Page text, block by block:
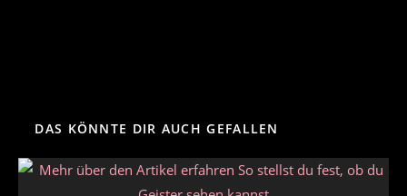
DAS KÖNNTE DIR AUCH GEFALLEN